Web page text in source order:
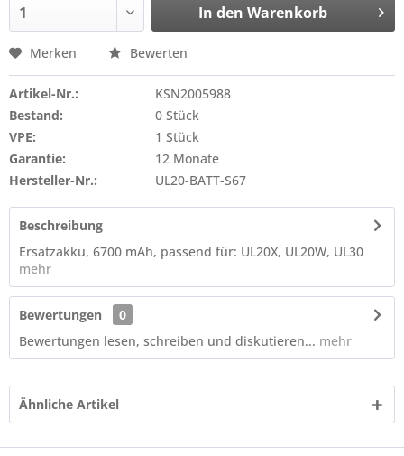
In den Warenkorb
Merken Bewerten
Artikel-Nr.:
KSN2005988
Bestand:
0 Stück
VPE:
1 Stück
Garantie:
12 Monate
Hersteller-Nr.:
UL20-BATT-S67
Beschreibung
Ersatzakku, 6700 mAh, passend für: UL20X, UL20W, UL30
mehr
Bewertungen
0
Bewertungen lesen, schreiben und diskutieren... mehr
Ähnliche Artikel